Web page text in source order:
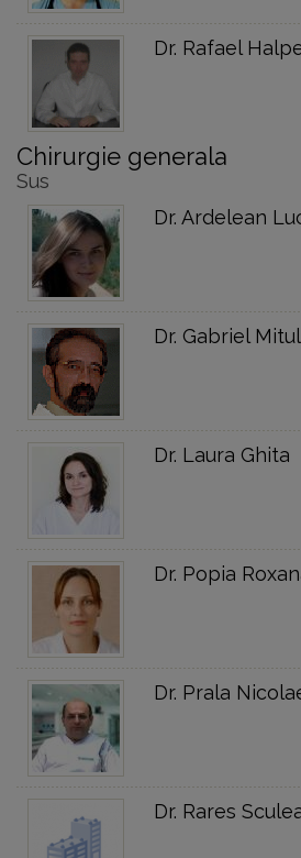
Dr. Rafael
Chirurgie generala
Sus
Dr. Ardelean
Dr. Gabriel
Dr. Laura Ghita
Dr. Popia
Dr. Prala
Dr. Rares